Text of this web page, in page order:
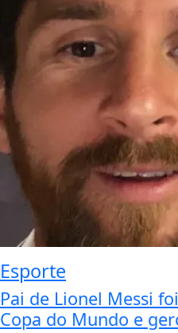
Esporte
Pai de Lionel Messi
Copa do Mundo e